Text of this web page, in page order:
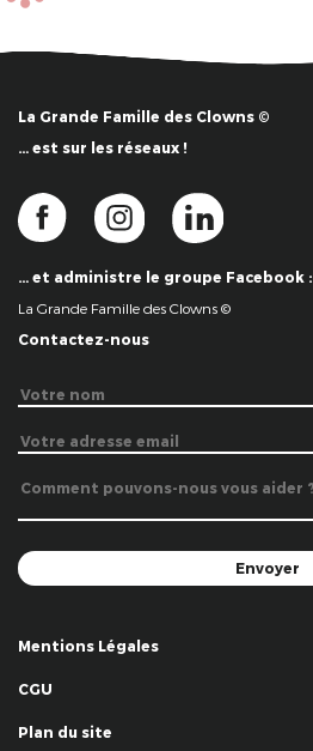
La Grande Famille des Clowns ©
… est sur les réseaux !
… et administre le groupe Facebook :
La Grande Famille des Clowns ©
Contactez-nous
Mentions Légales
CGU
Plan du site